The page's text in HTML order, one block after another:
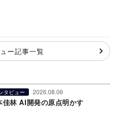
ー記事一覧
タビュー 2026.08.06
佳林 AI開発の原点明かす